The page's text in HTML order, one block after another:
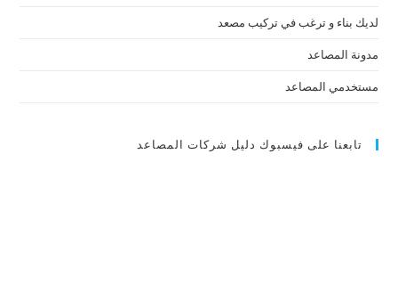
لديك بناء و ترغب في تركيب مصعد
مدونة المصاعد
مستخدمي المصاعد
تابعنا على فيسبوك دليل شركات المصاعد